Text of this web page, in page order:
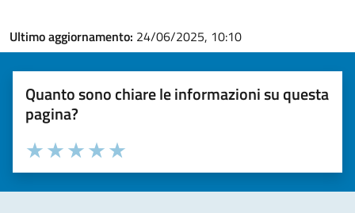
Ultimo aggiornamento: 24/06/2025, 10:10
Quanto sono chiare le informazioni su questa
pagina?
Valuta la chiarezza delle informazioni (da 1 a 5 stelle)
Seleziona il numero di stelle per valutare la chiarezza delle
Valuta 5 stelle su 5
Valuta 4 stelle su 5
Valuta 3 stelle su 5
Valuta 2 stelle su 5
Valuta 1 stelle su 5